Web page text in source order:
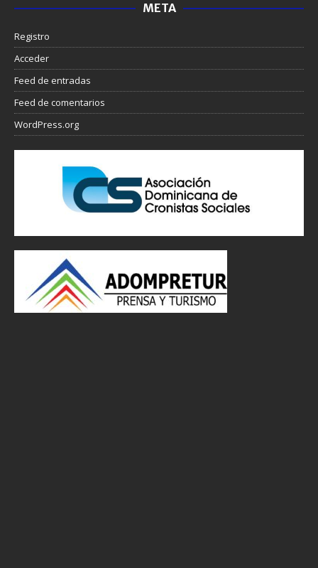
META
Registro
Acceder
Feed de entradas
Feed de comentarios
WordPress.org